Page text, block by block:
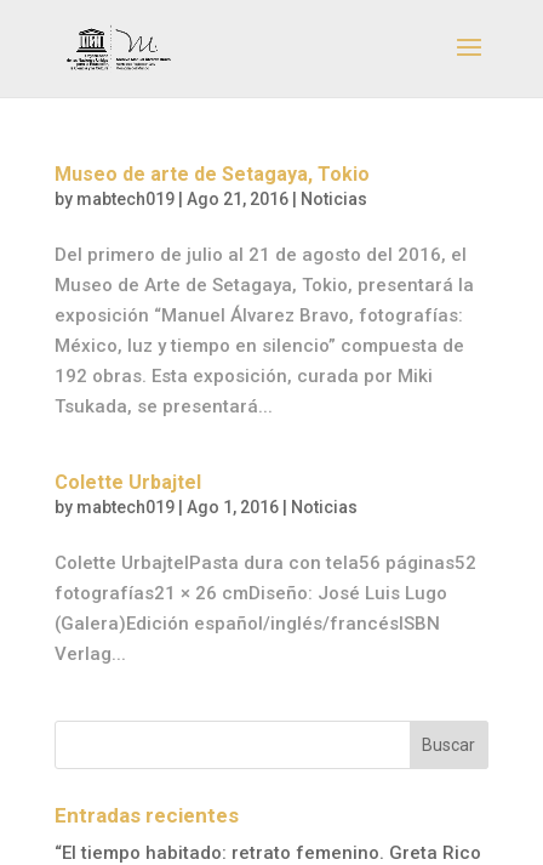
Museo de arte de Setagaya, Tokio
by mabtech019| Ago 21, 2016| Noticias
Del primero de julio al 21 de agosto del 2016, el
Museo de Arte de Setagaya, Tokio, presentará la
exposición “Manuel Álvarez Bravo, fotografías:
México, luz y tiempo en silencio” compuesta de
192 obras. Esta exposición, curada por Miki
Tsukada, se presentará...
Colette Urbajtel
by mabtech019| Ago 1, 2016| Noticias
Colette UrbajtelPasta dura con tela56 páginas52
fotografías21 × 26 cmDiseño: José Luis Lugo
(Galera)Edición español/inglés/francésISBN
Verlag...
Entradas recientes
“El tiempo habitado: retrato femenino. Greta Rico